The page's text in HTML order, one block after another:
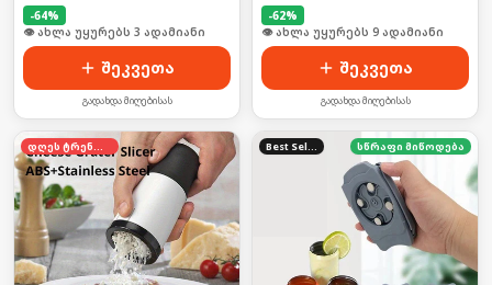
-64%
🛒 ბოლო 24სთ-ში იყიდა 27-მა
შეკვეთა
გადახდა მიღებისას
-62%
👁 ახლა უყურებს 9 ადამიანი
შეკვეთა
გადახდა მიღებისას
დღეს ტრენდში Best Seller სწრაფი მიწოდება